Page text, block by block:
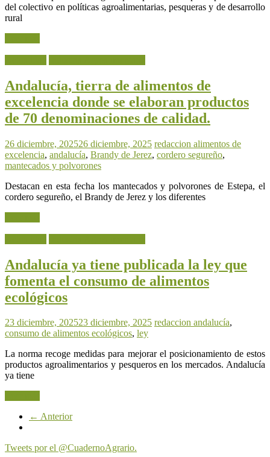
del colectivo en políticas agroalimentarias, pesqueras y de desarrollo
rural
Andalucía, tierra de alimentos de
excelencia donde se elaboran productos
de 70 denominaciones de calidad.
26 diciembre, 202526 diciembre, 2025 redaccion alimentos de
excelencia, andalucía, Brandy de Jerez, cordero segureño,
mantecados y polvorones
Destacan en esta fecha los mantecados y polvorones de Estepa, el
cordero segureño, el Brandy de Jerez y los diferentes
Andalucía ya tiene publicada la ley que
fomenta el consumo de alimentos
ecológicos
23 diciembre, 202523 diciembre, 2025 redaccion andalucía,
consumo de alimentos ecológicos, ley
La norma recoge medidas para mejorar el posicionamiento de estos
productos agroalimentarios y pesqueros en los mercados. Andalucía
ya tiene
← Anterior
Tweets por el @CuadernoAgrario.